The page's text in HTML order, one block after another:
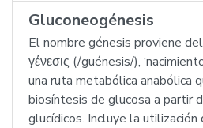
Gluconeogénesis
El nombre génesis proviene
γένεσις (/guénesis/),
una ruta metabólica anabólica
biosíntesis de glucosa a partir
glucídicos. Incluye la utilización